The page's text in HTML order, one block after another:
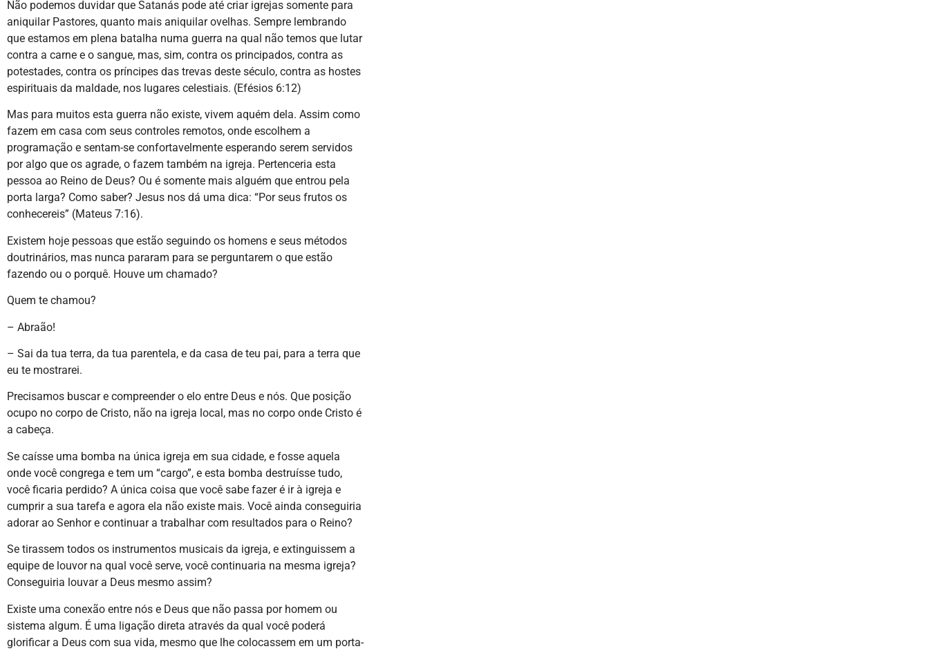
Não podemos duvidar que Satanás pode até criar igrejas somente para
aniquilar Pastores, quanto mais aniquilar ovelhas. Sempre lembrando
que estamos em plena batalha numa guerra na qual não temos que lutar
contra a carne e o sangue, mas, sim, contra os principados, contra as
potestades, contra os príncipes das trevas deste século, contra as hostes
espirituais da maldade, nos lugares celestiais. (Efésios 6:12)
Mas para muitos esta guerra não existe, vivem aquém dela. Assim como
fazem em casa com seus controles remotos, onde escolhem a
programação e sentam-se confortavelmente esperando serem servidos
por algo que os agrade, o fazem também na igreja. Pertenceria esta
pessoa ao Reino de Deus? Ou é somente mais alguém que entrou pela
porta larga? Como saber? Jesus nos dá uma dica: “Por seus frutos os
conhecereis” (Mateus 7:16).
Existem hoje pessoas que estão seguindo os homens e seus métodos
doutrinários, mas nunca pararam para se perguntarem o que estão
fazendo ou o porquê. Houve um chamado?
Quem te chamou?
– Abraão!
– Sai da tua terra, da tua parentela, e da casa de teu pai, para a terra que
eu te mostrarei.
Precisamos buscar e compreender o elo entre Deus e nós. Que posição
ocupo no corpo de Cristo, não na igreja local, mas no corpo onde Cristo é
a cabeça.
Se caísse uma bomba na única igreja em sua cidade, e fosse aquela
onde você congrega e tem um “cargo”, e esta bomba destruísse tudo,
você ficaria perdido? A única coisa que você sabe fazer é ir à igreja e
cumprir a sua tarefa e agora ela não existe mais. Você ainda conseguiria
adorar ao Senhor e continuar a trabalhar com resultados para o Reino?
Se tirassem todos os instrumentos musicais da igreja, e extinguissem a
equipe de louvor na qual você serve, você continuaria na mesma igreja?
Conseguiria louvar a Deus mesmo assim?
Existe uma conexão entre nós e Deus que não passa por homem ou
sistema algum. É uma ligação direta através da qual você poderá
glorificar a Deus com sua vida, mesmo que lhe colocassem em um porta-